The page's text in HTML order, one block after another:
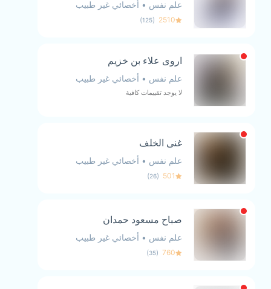
علم نفس • أخصائي غير طبيب
2510
(
125
)
اروى علاء بن خزيم
علم نفس • أخصائي غير طبيب
لا يوجد تقييمات كافية
غنى الخلف
علم نفس • أخصائي غير طبيب
501
(
26
)
صباح مسعود حمدان
علم نفس • أخصائي غير طبيب
760
(
35
)